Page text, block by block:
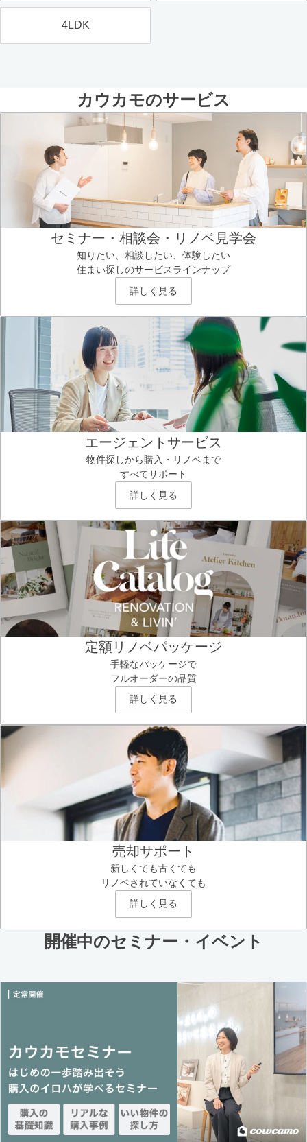
4LDK
カウカモのサービス
セミナー・相談会・リノベ見学会
知りたい、相談したい、体験したい
住まい探しのサービスラインナップ
詳しく見る
エージェントサービス
物件探しから購入・リノベまで
すべてサポート
詳しく見る
定額リノベパッケージ
手軽なパッケージで
フルオーダーの品質
詳しく見る
売却サポート
新しくても古くても
リノベされていなくても
詳しく見る
開催中のセミナー・イベント